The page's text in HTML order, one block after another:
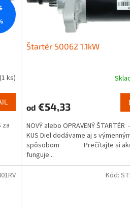
(1 ks)
za
Štartér S0062 1.1kW
od €54,33
NOVÝ alebo OPRAVENÝ ŠTARTÉR
KUS Diel dodávame aj s
spôsobom Prečítajte si
funguje...
Kód: